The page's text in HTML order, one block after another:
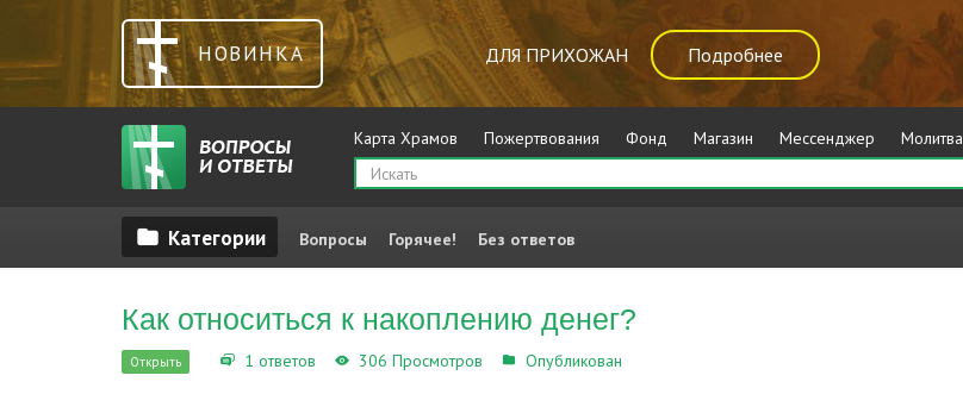
НОВИНКА ДЛЯ ПРИХОЖАН Подробнее
Карта Храмов Пожертвования Фонд Магазин Мессенджер Молитва
Вопросы Горячее! Без ответов
Как относиться к накоплению денег?
Открыть 1 ответов 306 Просмотров Опубликован